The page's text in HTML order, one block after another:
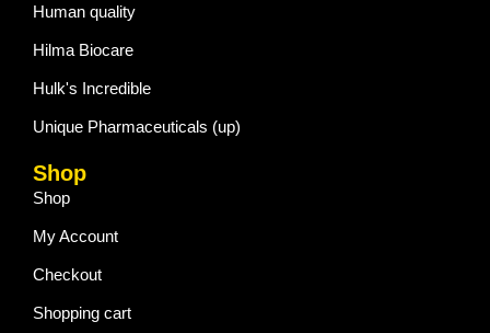
Human quality
Hilma Biocare
Hulk's Incredible
Unique Pharmaceuticals (up)
Shop
Shop
My Account
Checkout
Shopping cart